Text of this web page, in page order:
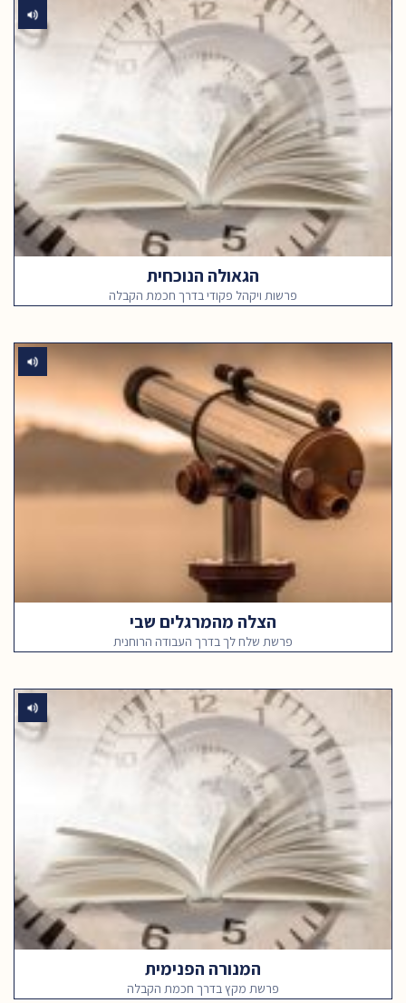
הגאולה הנוכחית
פרשות ויקהל פקודי בדרך חכמת הקבלה
הצלה מהמרגלים שבי
פרשת שלח לך בדרך העבודה הרוחנית
המנורה הפנימית
פרשת מקץ בדרך חכמת הקבלה